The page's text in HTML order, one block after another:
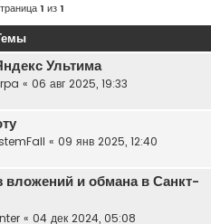
1 из1
Ультима
« 06 авг 2025, 19:33
« 09 янв 2025, 12:40
вложений и обмана в Санкт-
« 04 дек 2024, 05:08